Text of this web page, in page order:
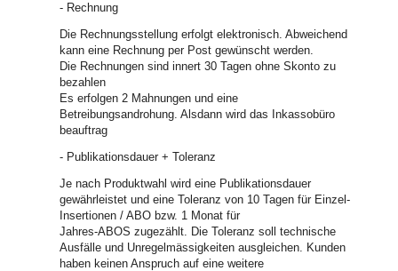
- Rechnung
Die Rechnungsstellung erfolgt elektronisch. Abweichend
kann eine Rechnung per Post gewünscht werden.
Die Rechnungen sind innert 30 Tagen ohne Skonto zu
bezahlen
Es erfolgen 2 Mahnungen und eine
Betreibungsandrohung. Alsdann wird das Inkassobüro
beauftrag
- Publikationsdauer + Toleranz
Je nach Produktwahl wird eine Publikationsdauer
gewährleistet und eine Toleranz von 10 Tagen für Einzel-
Insertionen / ABO bzw. 1 Monat für
Jahres-ABOS zugezählt. Die Toleranz soll technische
Ausfälle und Unregelmässigkeiten ausgleichen. Kunden
haben keinen Anspruch auf eine weitere